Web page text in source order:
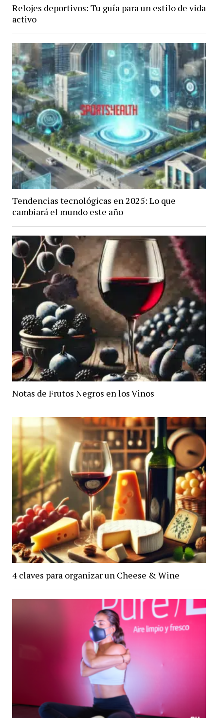
Relojes deportivos: Tu guía para un estilo de vida
activo
Tendencias tecnológicas en 2025: Lo que
cambiará el mundo este año
Notas de Frutos Negros en los Vinos
4 claves para organizar un Cheese & Wine